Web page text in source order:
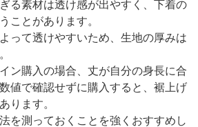
る素材は透け感が出やすく、下着の
ことがあります。
って透けやすいため、生地の厚みは
ン購入の場合、丈が自分の身長に合
値で確認せずに購入すると、裾上げ
ります。
を測っておくことを強くおすすめし